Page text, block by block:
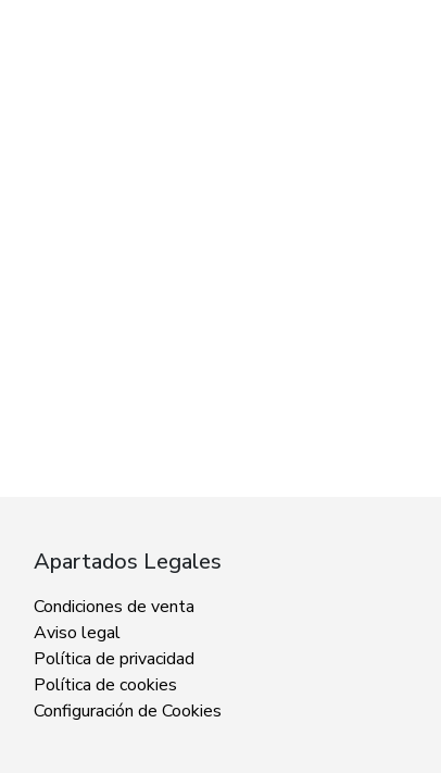
Apartados Legales
Condiciones de venta
Aviso legal
Política de privacidad
Política de cookies
Configuración de Cookies